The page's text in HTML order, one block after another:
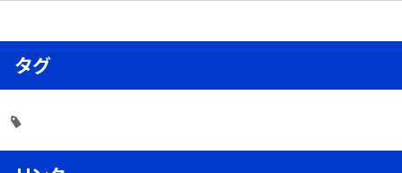
タグ